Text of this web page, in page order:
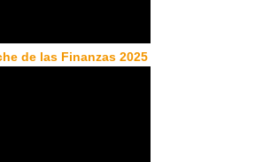
de las Finanzas 2025